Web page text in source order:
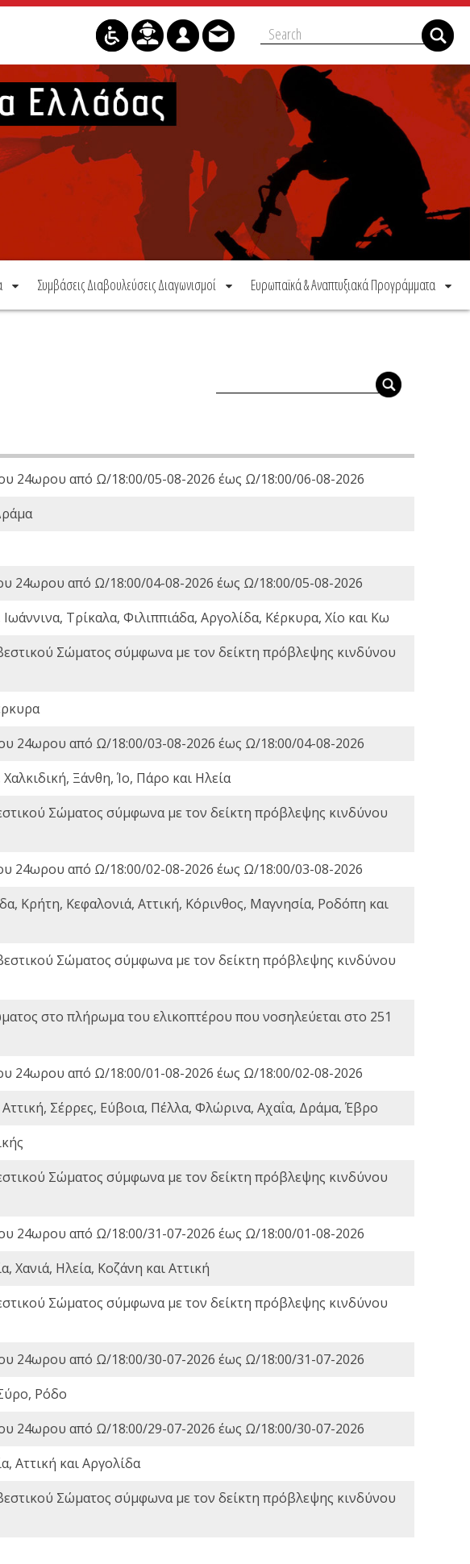
Συμβάσεις Διαβουλεύσεις Διαγωνισμοί Ευρωπαϊκά & Αναπτυξιακά Προγράμματα
24ωρου από Ω/18:00/05-08-2026 έως Ω/18:00/06-08-2026
24ωρου από Ω/18:00/04-08-2026 έως Ω/18:00/05-08-2026
Τρίκαλα, Φιλιππιάδα, Αργολίδα, Κέρκυρα, Χίο και Κω
Σώματος σύμφωνα με τον δείκτη πρόβλεψης κινδύνου
24ωρου από Ω/18:00/03-08-2026 έως Ω/18:00/04-08-2026
Ξάνθη, Ίο, Πάρο και Ηλεία
Σώματος σύμφωνα με τον δείκτη πρόβλεψης κινδύνου
24ωρου από Ω/18:00/02-08-2026 έως Ω/18:00/03-08-2026
Κρήτη, Κεφαλονιά, Αττική, Κόρινθος, Μαγνησία, Ροδόπη και
Σώματος σύμφωνα με τον δείκτη πρόβλεψης κινδύνου
στο πλήρωμα του ελικοπτέρου που νοσηλεύεται στο 251
24ωρου από Ω/18:00/01-08-2026 έως Ω/18:00/02-08-2026
Σέρρες, Εύβοια, Πέλλα, Φλώρινα, Αχαΐα, Δράμα, Έβρο
Σώματος σύμφωνα με τον δείκτη πρόβλεψης κινδύνου
24ωρου από Ω/18:00/31-07-2026 έως Ω/18:00/01-08-2026
Χανιά, Ηλεία, Κοζάνη και Αττική
Σώματος σύμφωνα με τον δείκτη πρόβλεψης κινδύνου
24ωρου από Ω/18:00/30-07-2026 έως Ω/18:00/31-07-2026
Ρόδο
24ωρου από Ω/18:00/29-07-2026 έως Ω/18:00/30-07-2026
Αττική και Αργολίδα
Σώματος σύμφωνα με τον δείκτη πρόβλεψης κινδύνου